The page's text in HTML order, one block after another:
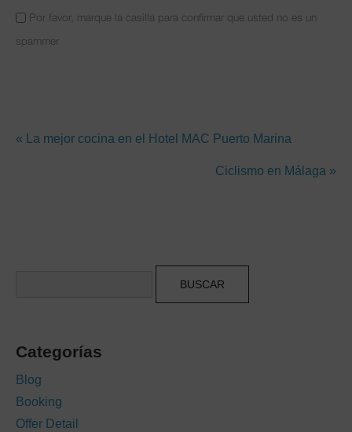
Por favor, marque la casilla para confirmar que usted no es un
spammer
« La mejor cocina en el Hotel MAC Puerto Marina
Ciclismo en Málaga »
Categorías
Blog
Booking
Offer Detail